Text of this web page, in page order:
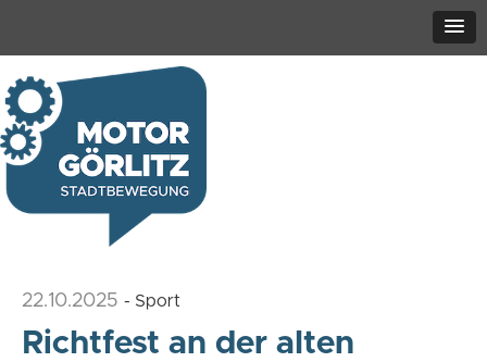
22.10.2025 - Sport
Richtfest an der alten